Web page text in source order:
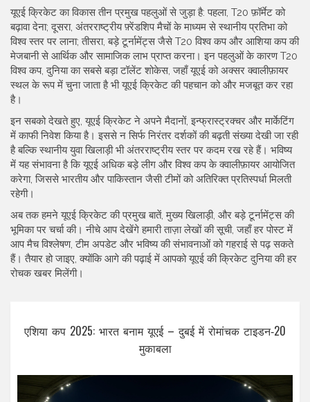
यूएई क्रिकेट का विकास तीन प्रमुख पहलुओं से जुड़ा है: पहला, T20 फ़ॉर्मेट को
बढ़ावा देना; दूसरा, अंतरराष्ट्रीय फ़्रेंडशिप मैचों के माध्यम से स्थानीय प्रतिभा को
विश्व स्तर पर लाना; तीसरा, बड़े टूर्नामेंट्स जैसे T20 विश्व कप और आशिया कप की
मेजबानी से आर्थिक और सामाजिक लाभ प्राप्त करना। इन पहलुओं के कारणT20
विश्व कप,दुनिया का सबसे बड़ा टॉलेंट शोकेस, जहाँ यूएई को अक्सर क्वालीफ़ायर
स्थल के रूप में चुना जाता हैभी यूएई क्रिकेट की पहचान को और मजबूत कर रहा
है।
इन सबको देखते हुए, यूएई क्रिकेट ने अपने मैदानों, इन्फ्रास्ट्रक्चर और मार्केटिंग
में काफी निवेश किया है। इससे न सिर्फ निरंतर दर्शकों की बढ़ती संख्या देखी जा रही
है बल्कि स्थानीय युवा खिलाड़ी भी अंतरराष्ट्रीय स्तर पर कदम रख रहे हैं। भविष्य
में यह संभावना है कि यूएई अधिक बड़े लीग और विश्व कप के क्वालीफ़ायर आयोजित
करेगा, जिससे भारतीय और पाकिस्तान जैसी टीमों को अतिरिक्त प्रतिस्पर्धा मिलती
रहेगी।
अब तक हमने यूएई क्रिकेट की प्रमुख बातें, मुख्य खिलाड़ी, और बड़े टूर्नामेंट्स की
भूमिका पर चर्चा की। नीचे आप देखेंगे हमारी ताज़ा लेखों की सूची, जहाँ हर पोस्ट में
आप मैच विश्लेषण, टीम अपडेट और भविष्य की संभावनाओं को गहराई से पढ़ सकते
हैं। तैयार हो जाइए, क्योंकि आगे की पढ़ाई में आपको यूएई की क्रिकेट दुनिया की हर
रोचक खबर मिलेंगी।
एशिया कप 2025: भारत बनाम यूएई – दुबई में रोमांचक टाइडन‑20
मुकाबला